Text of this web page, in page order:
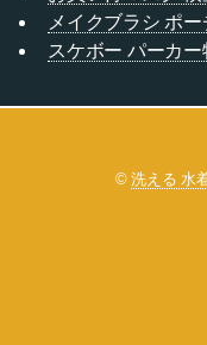
メイクブラシ ポ
スケボー パーカ
©洗える 水